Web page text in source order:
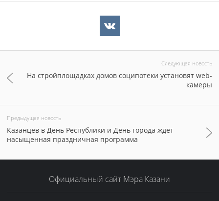
Следующая новость
На стройплощадках домов соципотеки установят web-
камеры
Предыдущая новость
Казанцев в День Республики и День города ждет
насыщенная праздничная программа
Официальный сайт Мэра Казани